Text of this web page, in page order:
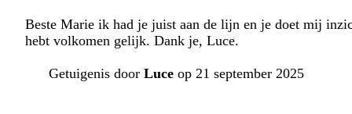
Beste Marie ik had je juist aan de lijn en je doet mij
hebt volkomen gelijk. Dank je, Luce.
Getuigenis door Luce op 21 september 2025